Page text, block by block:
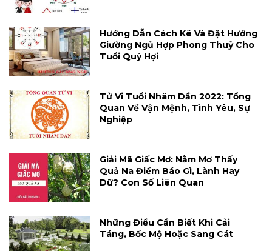
Hướng Dẫn Cách Kê Và Đặt Hướng
Giường Ngủ Hợp Phong Thuỷ Cho
Tuổi Quý Hợi
Tử Vi Tuổi Nhâm Dần 2022: Tổng
Quan Về Vận Mệnh, Tình Yêu, Sự
Nghiệp
Giải Mã Giấc Mơ: Nằm Mơ Thấy
Quả Na Điềm Báo Gì, Lành Hay
Dữ? Con Số Liên Quan
Những Điều Cần Biết Khi Cải
Táng, Bốc Mộ Hoặc Sang Cát